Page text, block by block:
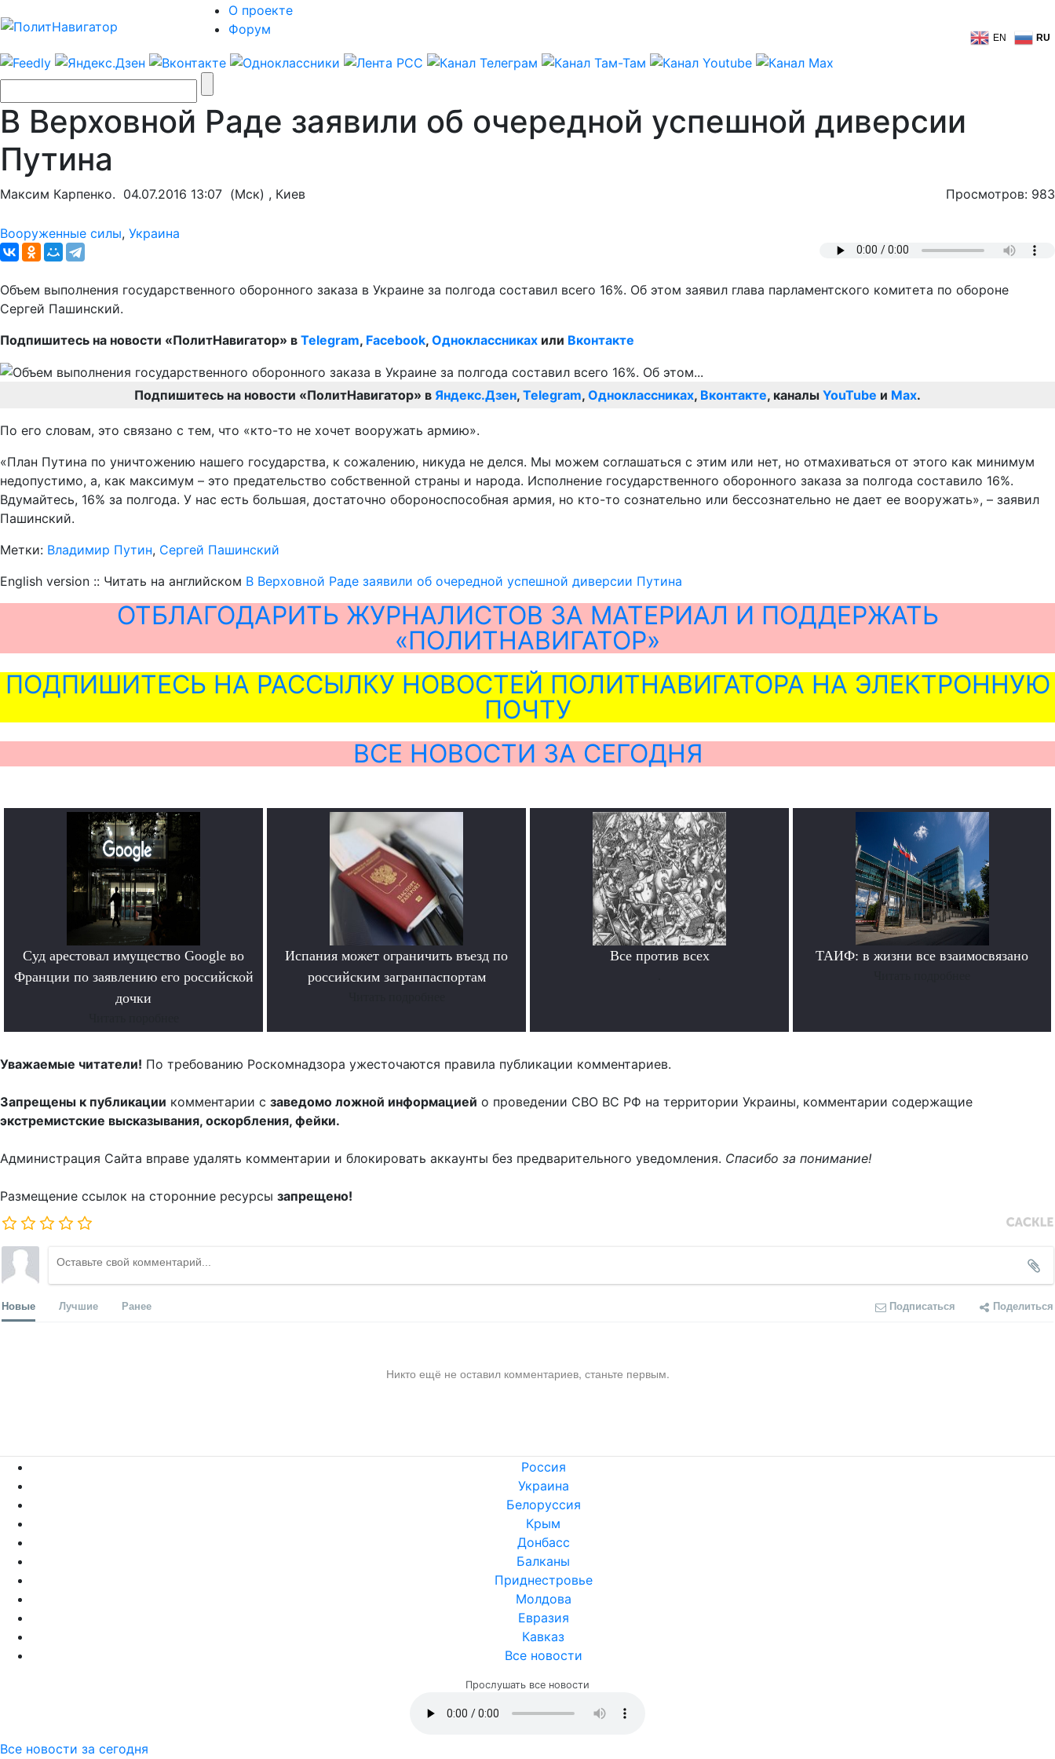
О проекте
Форум
EN RU
В Верховной Раде заявили об очередной успешной диверсии
Путина
Максим Карпенко. 04.07.2016 13:07 (Мск) , Киев Просмотров: 983
Вооруженные силы, Украина
Объем выполнения государственного оборонного заказа в Украине за полгода составил всего 16%. Об этом заявил глава парламентского комитета по обороне
Сергей Пашинский.
Подпишитесь на новости «ПолитНавигатор» в Telegram, Facebook, Одноклассниках или Вконтакте
Подпишитесь на новости «ПолитНавигатор» в Яндекс.Дзен, Telegram, Одноклассниках, Вконтакте, каналы YouTube и Max.
По его словам, это связано с тем, что «кто-то не хочет вооружать армию».
«План Путина по уничтожению нашего государства, к сожалению, никуда не делся. Мы можем соглашаться с этим или нет, но отмахиваться от этого как минимум
недопустимо, а, как максимум – это предательство собственной страны и народа. Исполнение государственного оборонного заказа за полгода составило 16%.
Вдумайтесь, 16% за полгода. У нас есть большая, достаточно обороноспособная армия, но кто-то сознательно или бессознательно не дает ее вооружать», – заявил
Пашинский.
Метки: Владимир Путин, Сергей Пашинский
English version :: Читать на английском В Верховной Раде заявили об очередной успешной диверсии Путина
ОТБЛАГОДАРИТЬ ЖУРНАЛИСТОВ ЗА МАТЕРИАЛ И ПОДДЕРЖАТЬ
«ПОЛИТНАВИГАТОР»
ПОДПИШИТЕСЬ НА РАССЫЛКУ НОВОСТЕЙ ПОЛИТНАВИГАТОРА НА ЭЛЕКТРОННУЮ
ПОЧТУ
ВСЕ НОВОСТИ ЗА СЕГОДНЯ
Суд арестовал имущество Google во
Франции по заявлению его российской
дочки
Испания может ограничить въезд по
российским загранпаспортам
Все против всех ТАИФ: в жизни все взаимосвязано
Уважаемые читатели! По требованию Роскомнадзора ужесточаются правила публикации комментариев.
Запрещены к публикации комментарии с заведомо ложной информацией о проведении СВО ВС РФ на территории Украины, комментарии содержащие
экстремистские высказывания, оскорбления, фейки.
Администрация Сайта вправе удалять комментарии и блокировать аккаунты без предварительного уведомления. Спасибо за понимание!
Размещение ссылок на сторонние ресурсы запрещено!
Новые Лучшие Ранее Подписаться Поделиться
Никто ещё не оставил комментариев, станьте первым.
Россия
Украина
Белоруссия
Крым
Донбасс
Балканы
Приднестровье
Молдова
Евразия
Кавказ
Все новости
Прослушать все новости
Все новости за сегодня